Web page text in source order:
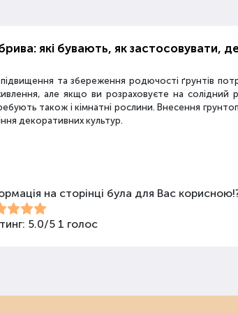
які бувають, як застосовувати,
та збереження родючості ґрунтів
але якщо ви розраховуєте на солідний
також і кімнатні рослини. Внесення
декоративних культур.
засобів для покращення
поживних якостей ґрунту
змішаного типу, стимулятори росту та
не можна використовувати бездумно, треба
та ін. Ці засоби екологічні та безпечні
на сторінці була для Вас
5.0/5 1 голос